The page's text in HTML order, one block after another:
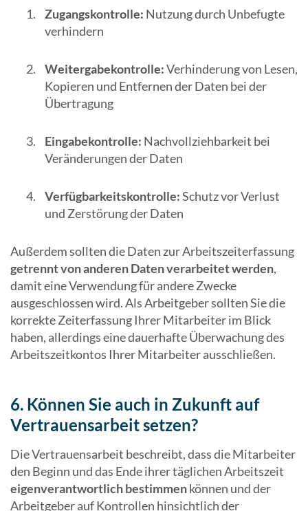
Zugangskontrolle: Nutzung durch Unbefugte
verhindern
Weitergabekontrolle:Verhinderung von Lesen,
Kopieren und Entfernen der Daten bei der
Übertragung
Eingabekontrolle: Nachvollziehbarkeit bei
Veränderungen der Daten
Verfügbarkeitskontrolle:Schutz vor Verlust
und Zerstörung der Daten
Außerdem sollten die Daten zur Arbeitszeiterfassung
getrennt von anderen Daten verarbeitet werden,
damit eine Verwendung für andere Zwecke
ausgeschlossen wird. Als Arbeitgeber sollten Sie die
korrekte Zeiterfassung Ihrer Mitarbeiter im Blick
haben, allerdings eine dauerhafte Überwachung des
Arbeitszeitkontos Ihrer Mitarbeiter ausschließen.
6. Können Sie auch in Zukunft auf
Vertrauensarbeit setzen?
Die Vertrauensarbeit beschreibt, dass die Mitarbeiter
den Beginn und das Ende ihrer täglichen Arbeitszeit
eigenverantwortlich bestimmenkönnen und der
Arbeitgeber auf Kontrollen hinsichtlich der